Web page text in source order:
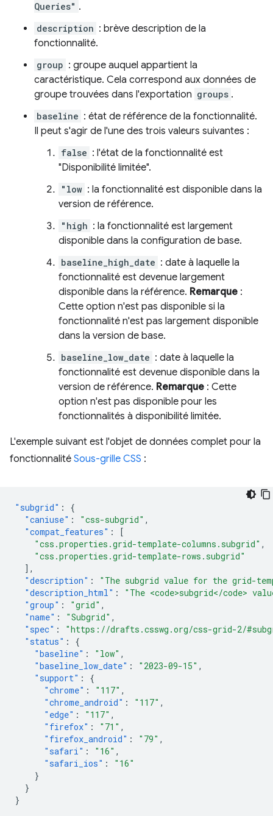
Queries" .
description : brève description de la
fonctionnalité.
group : groupe auquel appartient la
caractéristique. Cela correspond aux données de
groupe trouvées dans l'exportation groups .
baseline : état de référence de la fonctionnalité.
Il peut s'agir de l'une des trois valeurs suivantes :
false : l'état de la fonctionnalité est
"Disponibilité limitée".
"low : la fonctionnalité est disponible dans la
version de référence.
"high : la fonctionnalité est largement
disponible dans la configuration de base.
baseline_high_date : date à laquelle la
fonctionnalité est devenue largement
disponible dans la référence. Remarque :
Cette option n'est pas disponible si la
fonctionnalité n'est pas largement disponible
dans la version de base.
baseline_low_date : date à laquelle la
fonctionnalité est devenue disponible dans la
version de référence. Remarque : Cette
option n'est pas disponible pour les
fonctionnalités à disponibilité limitée.
L'exemple suivant est l'objet de données complet pour la
fonctionnalité Sous-grille CSS :
"subgrid" :
{
"caniuse" : "css-subgrid" ,
"compat_features" :
[
"css.properties.grid-template-columns.subgrid" ,
"css.properties.grid-template-rows.subgrid"
],
"description" :
"The subgrid value for the grid-
"description_html" :
"The <code>subgrid</code>
"group" : "grid" ,
"name" : "Subgrid" ,
"spec" :
"https://drafts.csswg.org/css-grid-2/
"status" :
{
"baseline" : "low" ,
"baseline_low_date" : "2023-09-15" ,
"support" :
{
"chrome" : "117" ,
"chrome_android" : "117" ,
"edge" : "117" ,
"firefox" : "71" ,
"firefox_android" : "79" ,
"safari" : "16" ,
"safari_ios" :
"16"
}
}
}